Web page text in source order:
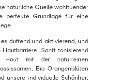
natürliche Quelle wohltuender
perfekte Grundlage für eine
duftend und aktivierend, und
Sanft tonisierend
mit der naturreinen
Bio Orangenblüten
unsere individuelle Schönheit